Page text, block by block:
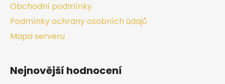
Obchodní podmínky
Podmínky ochrany osobních údajů
Mapa serveru
Nejnovější hodnocení